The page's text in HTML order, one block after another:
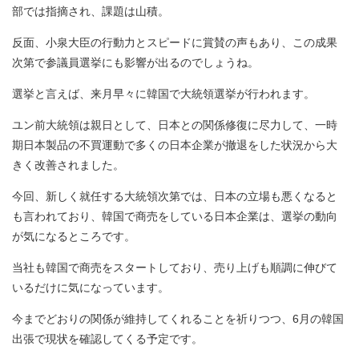
部では指摘され、課題は山積。
反面、小泉大臣の行動力とスピードに賞賛の声もあり、この成果
次第で参議員選挙にも影響が出るのでしょうね。
選挙と言えば、来月早々に韓国で大統領選挙が行われます。
ユン前大統領は親日として、日本との関係修復に尽力して、一時
期日本製品の不買運動で多くの日本企業が撤退をした状況から大
きく改善されました。
今回、新しく就任する大統領次第では、日本の立場も悪くなると
も言われており、韓国で商売をしている日本企業は、選挙の動向
が気になるところです。
当社も韓国で商売をスタートしており、売り上げも順調に伸びて
いるだけに気になっています。
今までどおりの関係が維持してくれることを祈りつつ、6月の韓国
出張で現状を確認してくる予定です。